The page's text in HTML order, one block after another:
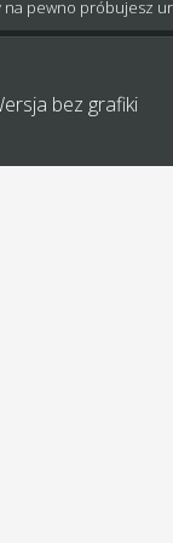
pewno próbujesz
bez grafiki